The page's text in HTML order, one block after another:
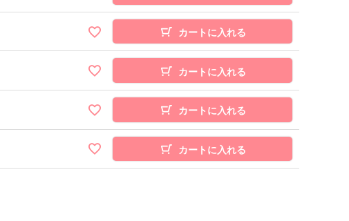
カートに入れる
カートに入れる
カートに入れる
カートに入れる